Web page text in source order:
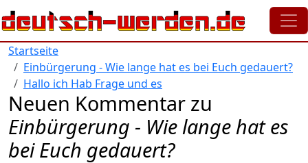
Direkt zum Inhalt
Startseite
Einbürgerung - Wie lange hat es bei Euch gedauert?
Hallo ich Hab Frage und es
Neuen Kommentar zu
Einbürgerung - Wie lange hat es
bei Euch gedauert?